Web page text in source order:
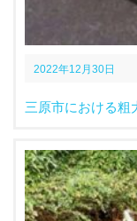
2022年12月30日
三原市における粗